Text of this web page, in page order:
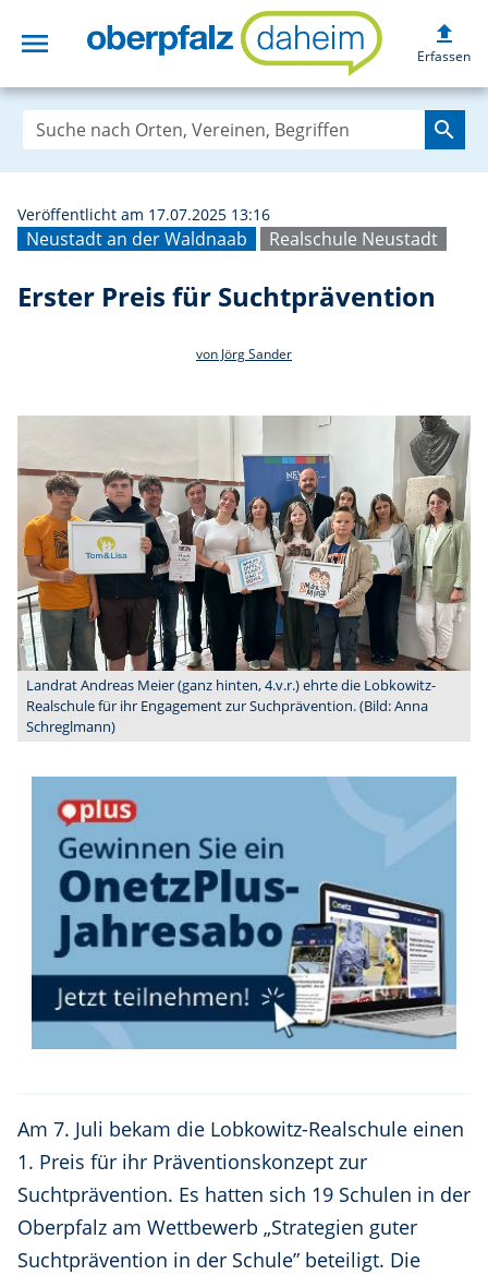
menu Erster Preis für
upload
Erfassen
search
Neustadt an der Waldnaab Realschule Neustadt
Veröffentlicht am 17.07.2025 13:16
Erster Preis für Suchtprävention
von Jörg Sander
Landrat Andreas Meier (ganz hinten, 4.v.r.) ehrte die Lobkowitz-
Realschule für ihr Engagement zur Suchprävention. (Bild: Anna
Schreglmann)
Am 7. Juli bekam die Lobkowitz-Realschule einen
1. Preis für ihr Präventionskonzept zur
Suchtprävention. Es hatten sich 19 Schulen in der
Oberpfalz am Wettbewerb „Strategien guter
Suchtprävention in der Schule” beteiligt. Die